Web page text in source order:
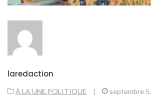
laredaction
À LA UNE,POLITIQUE | septembre